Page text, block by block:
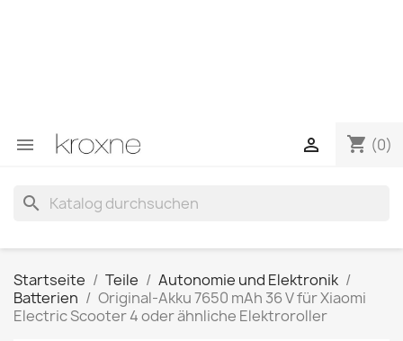
 shopping_cart (0)

search
Startseite Teile
Autonomie und Elektronik
Batterien
Original-Akku 7650 mAh 36 V für Xiaomi
Electric Scooter 4 oder ähnliche Elektroroller